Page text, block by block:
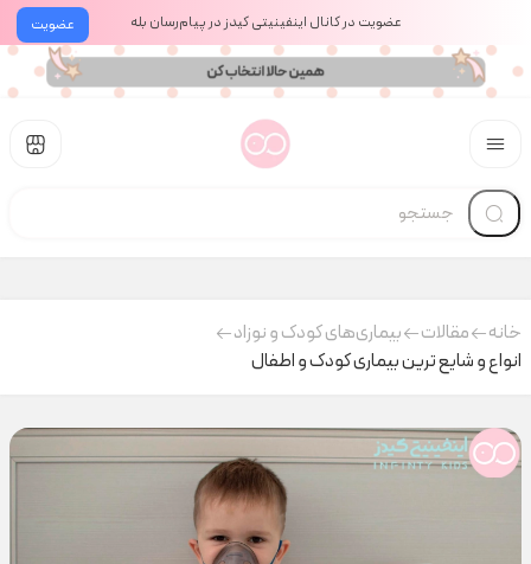
عضویت عضویت در کانال اینفینیتی کیدز در پیام‌رسان بله
خانه مقالات
بیماری‌های کودک و نوزاد
انواع و شایع ترین بیماری کودک و اطفال